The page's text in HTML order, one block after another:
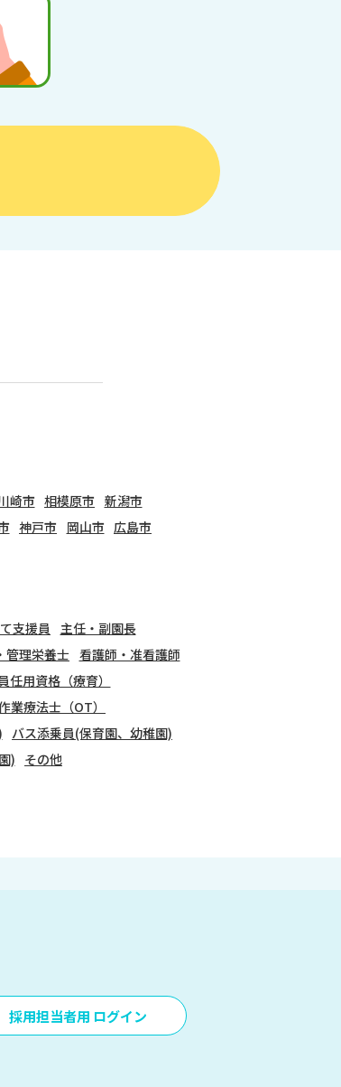
崎市 相模原市 新潟市
神戸市 岡山市 広島市
支援員
主任・副園長
管理栄養士
看護師・准看護師
任用資格（療育）
業療法士（OT）
バス添乗員(保育園、幼稚園)
) その他
採用担当者用 ログイン